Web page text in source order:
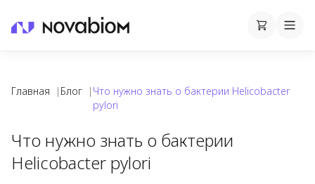
Корзина
Cart
Главная | Блог | Что нужно знать о бактерии Helicobacter
pylori
Что нужно знать о бактерии
Helicobacter pylori